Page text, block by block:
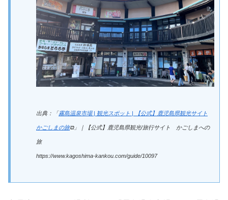
出典：「霧島温泉市場 | 観光スポット | 【公式】鹿児島県観光サイト
かごしまの旅⧉」｜【公式】鹿児島県観光/旅行サイト かごしまへの
旅
https://www.kagoshima-kankou.com/guide/10097